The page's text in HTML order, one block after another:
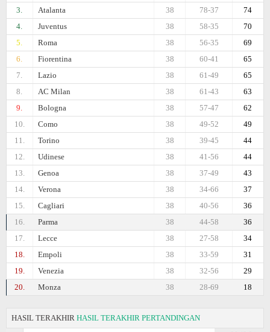
3. Atalanta 74
78-37
38
4.
Juventus 70
58-35
38
5.
Roma 69
56-35
38
6.
Fiorentina 65
60-41
38
7.
Lazio 65
61-49
38
8.
AC Milan 63
61-43
38
9.
Bologna 62
57-47
38
10.
Como 49
49-52
38
11.
Torino 44
39-45
38
12.
Udinese 44
41-56
38
13.
Genoa 43
37-49
38
14.
Verona 37
34-66
38
15.
Cagliari 36
40-56
38
16.
Parma 36
44-58
38
17.
Lecce 34
27-58
38
18.
Empoli 31
33-59
38
19.
Venezia 29
32-56
38
20.
Monza 18
28-69
38
HASIL TERAKHIR HASIL TERAKHIR PERTANDINGAN